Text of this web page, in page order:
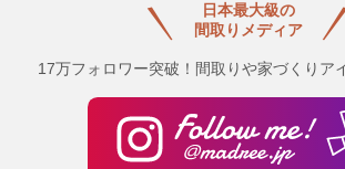
日本最大級の
間取りメディア
17万フォロワー突破！間取りや家づくりア